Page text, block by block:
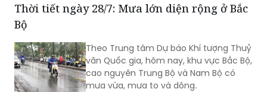
Thời tiết ngày 28/7: Mưa lớn diện rộng ở Bắc
Bộ
Theo Trung tâm Dự báo Khí tượng Thuỷ
văn Quốc gia, hôm nay, khu vực Bắc Bộ,
cao nguyên Trung Bộ và Nam Bộ có
mưa vừa, mưa to và dông.